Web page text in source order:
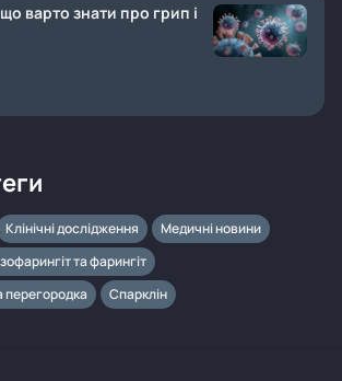
варто знати про грип і
Клінічні дослідження
Медичні новини
та фарингіт
перегородка
Спарклін